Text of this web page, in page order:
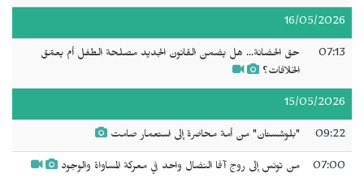
16/05/2026
07:13
حق الحضانة... هل يضمن القانون الجديد مصلحة الطفل أم يعمّق
الخلافات؟
15/05/2026
09:22 "بلوشستان" من أمة محاصَرة إلى استعمار صامت
07:00 من تونس إلى روج آفا النضال واحد في معركة المساواة والوجود